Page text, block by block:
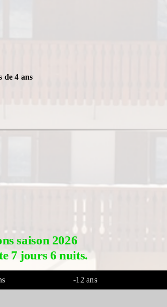
de 4 ans
saison 2026
7 jours 6 nuits.
-12 ans